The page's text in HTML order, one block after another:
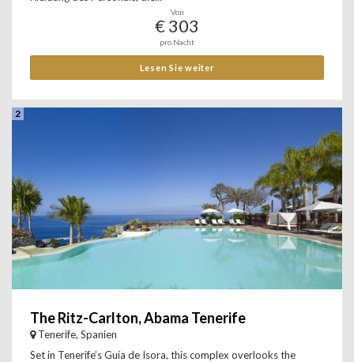
Von
€ 303
pro Nacht
Lesen Sie weiter
2
The Ritz-Carlton, Abama Tenerife
Tenerife, Spanien
Set in Tenerife’s Guía de Isora, this complex overlooks the